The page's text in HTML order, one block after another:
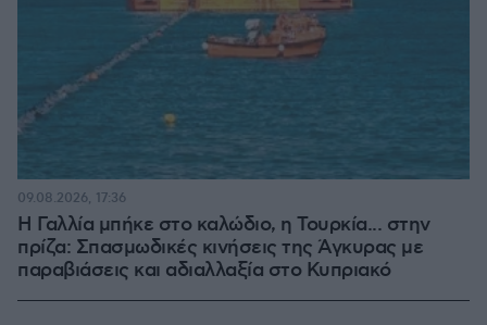
Η Γαλλία μπήκε στο καλώδιο, η Τουρκία... στην
πρίζα: Σπασμωδικές κινήσεις της Άγκυρας με
παραβιάσεις και αδιαλλαξία στο Κυπριακό
09.08.2026, 17:36